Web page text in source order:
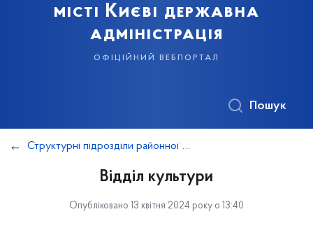
місті Києві державна
адміністрація
офіційний вебпортал
Пошук
Структурні підрозділи районної в місті Києві державної адміністрації (з правом юридичної особи)
Відділ культури
Опубліковано 13 квітня 2024 року о 13:40